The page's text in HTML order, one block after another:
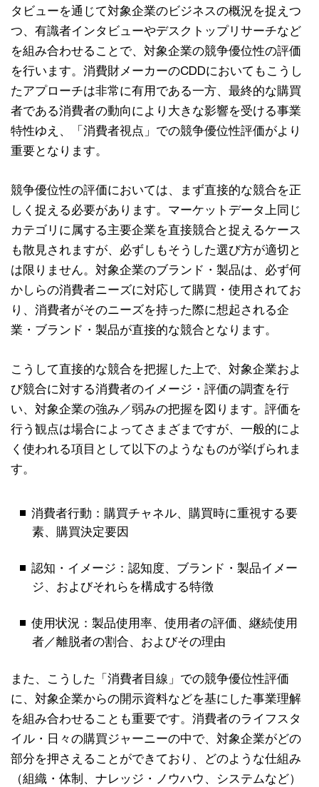
タビューを通じて対象企業のビジネスの概況を捉えつ
つ、有識者インタビューやデスクトップリサーチなど
を組み合わせることで、対象企業の競争優位性の評価
を行います。消費財メーカーのCDDにおいてもこうし
たアプローチは非常に有用である一方、最終的な購買
者である消費者の動向により大きな影響を受ける事業
特性ゆえ、「消費者視点」での競争優位性評価がより
重要となります。
競争優位性の評価においては、まず直接的な競合を正
しく捉える必要があります。マーケットデータ上同じ
カテゴリに属する主要企業を直接競合と捉えるケース
も散見されますが、必ずしもそうした選び方が適切と
は限りません。対象企業のブランド・製品は、必ず何
かしらの消費者ニーズに対応して購買・使用されてお
り、消費者がそのニーズを持った際に想起される企
業・ブランド・製品が直接的な競合となります。
こうして直接的な競合を把握した上で、対象企業およ
び競合に対する消費者のイメージ・評価の調査を行
い、対象企業の強み／弱みの把握を図ります。評価を
行う観点は場合によってさまざまですが、一般的によ
く使われる項目として以下のようなものが挙げられま
す。
消費者行動：購買チャネル、購買時に重視する要
素、購買決定要因
認知・イメージ：認知度、ブランド・製品イメー
ジ、およびそれらを構成する特徴
使用状況：製品使用率、使用者の評価、継続使用
者／離脱者の割合、およびその理由
また、こうした「消費者目線」での競争優位性評価
に、対象企業からの開示資料などを基にした事業理解
を組み合わせることも重要です。消費者のライフスタ
イル・日々の購買ジャーニーの中で、対象企業がどの
部分を押さえることができており、どのような仕組み
（組織・体制、ナレッジ・ノウハウ、システムなど）